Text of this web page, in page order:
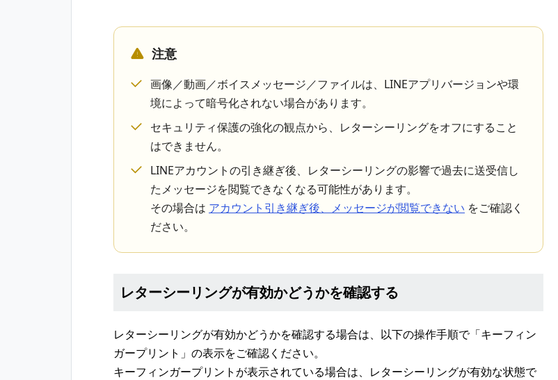
注意
画像／動画／ボイスメッセージ／ファイルは、LINEアプリバージョンや環
境によって暗号化されない場合があります。
セキュリティ保護の強化の観点から、レターシーリングをオフにすること
はできません。
LINEアカウントの引き継ぎ後、レターシーリングの影響で過去に送受信し
たメッセージを閲覧できなくなる可能性があります。
その場合は アカウント引き継ぎ後、メッセージが閲覧できない をご確認く
ださい。
レターシーリングが有効かどうかを確認する
レターシーリングが有効かどうかを確認する場合は、以下の操作手順で「キーフィン
ガープリント」の表示をご確認ください。
キーフィンガープリントが表示されている場合は、レターシーリングが有効な状態で